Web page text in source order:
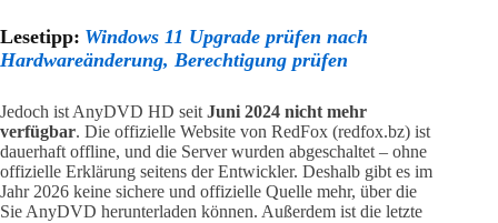
Lesetipp: Windows 11 Upgrade prüfen nach
Hardwareänderung, Berechtigung prüfen
Jedoch ist AnyDVD HD seit Juni 2024 nicht mehr
verfügbar. Die offizielle Website von RedFox (redfox.bz) ist
dauerhaft offline, und die Server wurden abgeschaltet – ohne
offizielle Erklärung seitens der Entwickler. Deshalb gibt es im
Jahr 2026 keine sichere und offizielle Quelle mehr, über die
Sie AnyDVD herunterladen können. Außerdem ist die letzte